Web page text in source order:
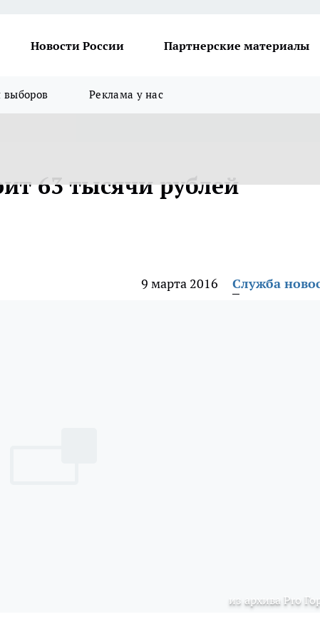
Новости России Партнерские материалы
выборов Реклама у нас
63 тысячи рублей
9 марта 2016 Служба
из архива Pro